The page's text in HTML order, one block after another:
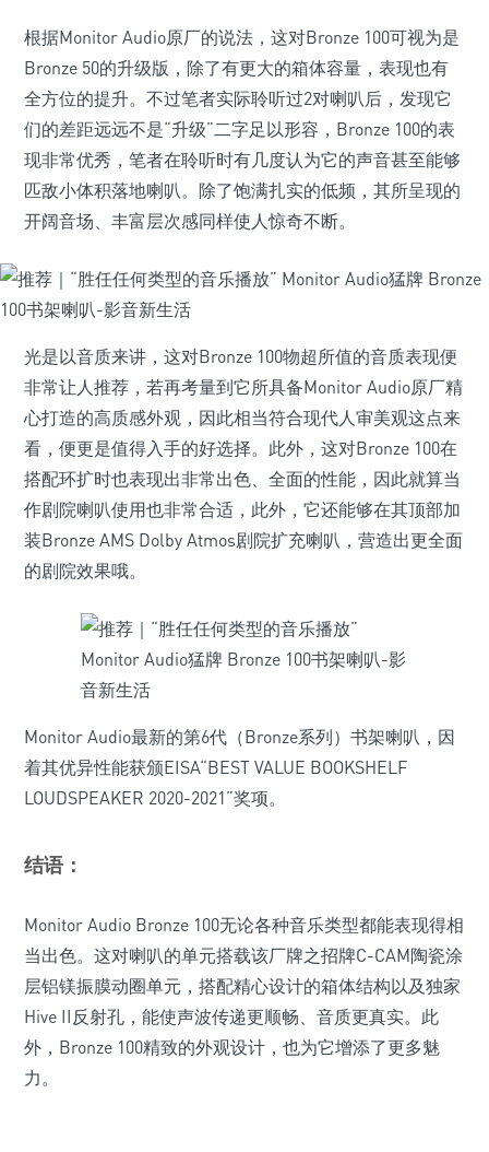
根据Monitor Audio原厂的说法，这对Bronze 100可视为是
Bronze 50的升级版，除了有更大的箱体容量，表现也有
全方位的提升。不过笔者实际聆听过2对喇叭后，发现它
们的差距远远不是“升级”二字足以形容，Bronze 100的表
现非常优秀，笔者在聆听时有几度认为它的声音甚至能够
匹敌小体积落地喇叭。除了饱满扎实的低频，其所呈现的
开阔音场、丰富层次感同样使人惊奇不断。
光是以音质来讲，这对Bronze 100物超所值的音质表现便
非常让人推荐，若再考量到它所具备Monitor Audio原厂精
心打造的高质感外观，因此相当符合现代人审美观这点来
看，便更是值得入手的好选择。此外，这对Bronze 100在
搭配环扩时也表现出非常出色、全面的性能，因此就算当
作剧院喇叭使用也非常合适，此外，它还能够在其顶部加
装Bronze AMS Dolby Atmos剧院扩充喇叭，营造出更全面
的剧院效果哦。
Monitor Audio最新的第6代（Bronze系列）书架喇叭，因
着其优异性能获颁EISA“BEST VALUE BOOKSHELF
LOUDSPEAKER 2020-2021”奖项。
结语：
Monitor Audio Bronze 100无论各种音乐类型都能表现得相
当出色。这对喇叭的单元搭载该厂牌之招牌C-CAM陶瓷涂
层铝镁振膜动圈单元，搭配精心设计的箱体结构以及独家
Hive II反射孔，能使声波传递更顺畅、音质更真实。此
外，Bronze 100精致的外观设计，也为它增添了更多魅
力。